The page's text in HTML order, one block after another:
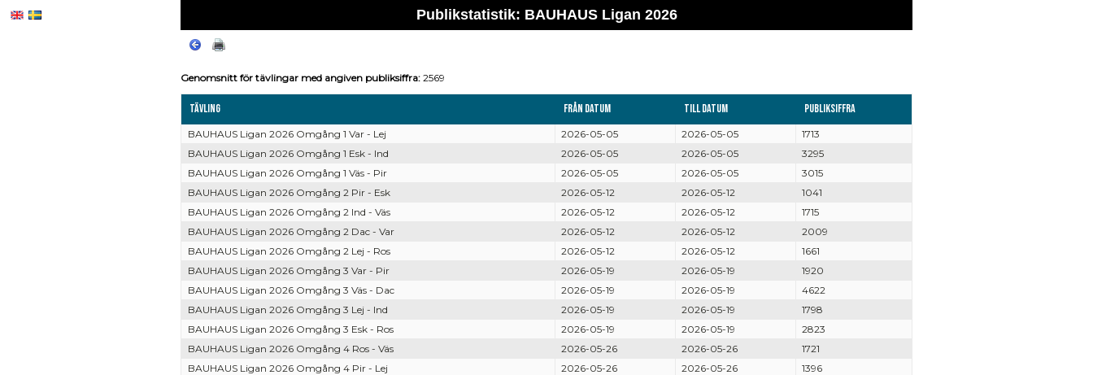
Publikstatistik: BAUHAUS Ligan 2026
Genomsnitt för tävlingar med angiven publiksiffra: 2569
Tävling Från datum Till datum Publiksiffra
BAUHAUS Ligan 2026 Omgång 1 Var - Lej 2026-05-05 2026-05-05
1713
BAUHAUS Ligan 2026 Omgång 1 Esk - Ind
2026-05-05 2026-05-05
3295
BAUHAUS Ligan 2026 Omgång 1 Väs - Pir
2026-05-05 2026-05-05
3015
BAUHAUS Ligan 2026 Omgång 2 Pir - Esk
2026-05-12 2026-05-12
1041
BAUHAUS Ligan 2026 Omgång 2 Ind - Väs
2026-05-12 2026-05-12
1715
BAUHAUS Ligan 2026 Omgång 2 Dac - Var
2026-05-12 2026-05-12
2009
BAUHAUS Ligan 2026 Omgång 2 Lej - Ros
2026-05-12 2026-05-12
1661
BAUHAUS Ligan 2026 Omgång 3 Var - Pir
2026-05-19 2026-05-19
1920
BAUHAUS Ligan 2026 Omgång 3 Väs - Dac
2026-05-19 2026-05-19
4622
BAUHAUS Ligan 2026 Omgång 3 Lej - Ind
2026-05-19 2026-05-19
1798
BAUHAUS Ligan 2026 Omgång 3 Esk - Ros
2026-05-19 2026-05-19
2823
BAUHAUS Ligan 2026 Omgång 4 Ros - Väs
2026-05-26 2026-05-26
1721
BAUHAUS Ligan 2026 Omgång 4 Pir - Lej
2026-05-26 2026-05-26
1396